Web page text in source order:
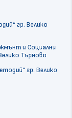
гр. Велико
и Социални
Търново
гр. Велико